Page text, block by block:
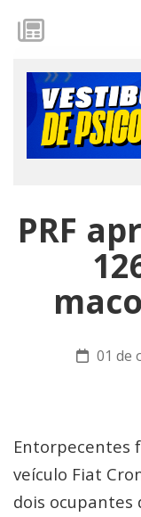
PRF
01 de
Entorpecentes
veículo Fiat
dois ocupantes